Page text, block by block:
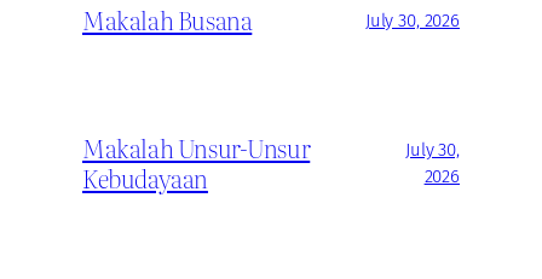
Makalah Busana July 30, 2026
Makalah Unsur-Unsur
Kebudayaan
July 30,
2026